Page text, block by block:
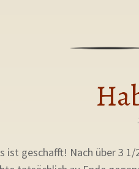
ist geschafft! Nach über 3